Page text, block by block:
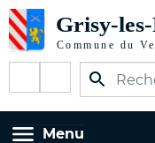
sociaux
Menu